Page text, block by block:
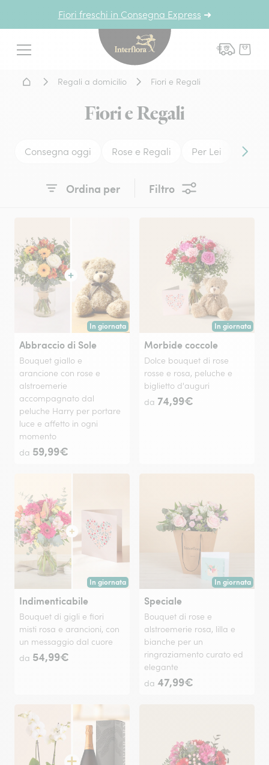
Fiori freschi in Consegna Express ➜
Menu
Interflora - fiori a
Home - Fiori a domicilio
Regali a domicilio Fiori e Regali
Fiori e Regali
Consegna oggi Rose e Regali Per Lei Per
Ordina per Filtro
In giornata
Consegna disponibile oggi o in data a tua scelta.
Abbraccio di Sole
Bouquet giallo e
arancione con rose e
alstroemerie
accompagnato dal
peluche Harry per portare
luce e affetto in ogni
momento
da 59,99€
In giornata
Consegna
Morbide coccole
Dolce bouquet di rose
rosse e rosa, peluche e
biglietto d'auguri
da 74,99€
In giornata
Consegna disponibile oggi o in data a tua scelta.
Indimenticabile
Bouquet di gigli e fiori
misti rosa e arancioni, con
un messaggio dal cuore
da 54,99€
In giornata
Consegna
Speciale
Bouquet di rose e
alstroemerie rosa, lilla e
bianche per un
ringraziamento curato ed
elegante
da 47,99€